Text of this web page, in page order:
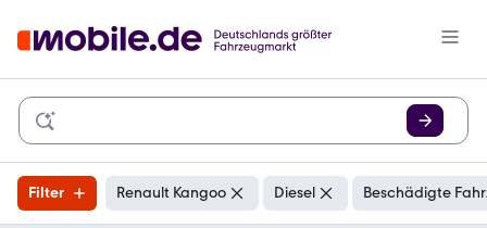
Filter Renault Kangoo Diesel Beschädigte